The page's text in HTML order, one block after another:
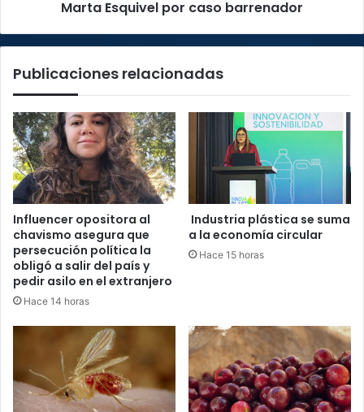
Marta Esquivel por caso barrenador
Publicaciones relacionadas
Influencer opositora al
chavismo asegura que
persecución política la
obligó a salir del país y
pedir asilo en el extranjero
Hace 14 horas
Industria plástica se suma
a la economía circular
Hace 15 horas